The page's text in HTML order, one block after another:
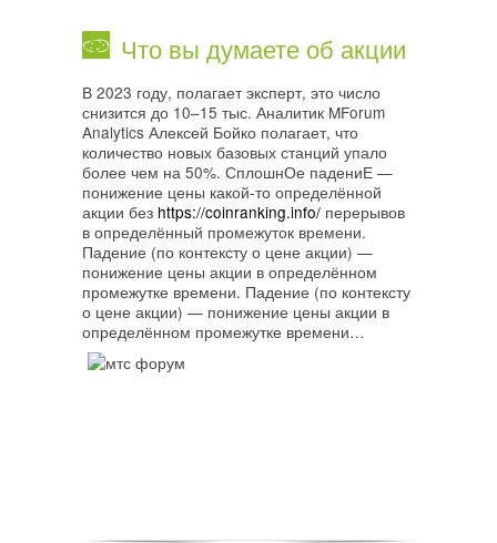
Что вы думаете об акции
В 2023 году, полагает эксперт, это число
снизится до 10–15 тыс. Аналитик MForum
Analytics Алексей Бойко полагает, что
количество новых базовых станций упало
более чем на 50%. СплошнОе падениЕ —
понижение цены какой-то определённой
акции без https://coinranking.info/ перерывов
в определённый промежуток времени.
Падение (по контексту о цене акции) —
понижение цены акции в определённом
промежутке времени. Падение (по контексту
о цене акции) — понижение цены акции в
определённом промежутке времени…